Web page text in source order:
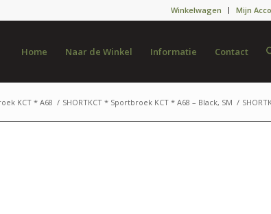
Winkelwagen Mijn
Home Naar de Winkel Informatie Contact
KCT * A68 / SHORTKCT * Sportbroek KCT * A68 – Black, SM /